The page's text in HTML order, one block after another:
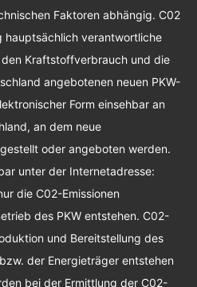
Faktoren abhängig. C02
hauptsächlich verantwortliche
Kraftstoffverbrauch und die
angebotenen neuen PKW-
Form einsehbar an
an dem neue
oder angeboten werden.
unter der Internetadresse:
die C02-Emissionen
des PKW entstehen. C02-
und Bereitstellung des
der Energieträger entstehen
bei der Ermittlung der C02-